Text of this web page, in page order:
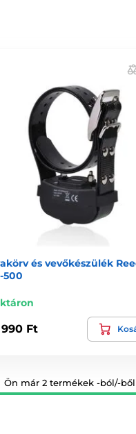
és vevőkészülék
500
990 Ft
Ön már 2 termékek -ból/-ből